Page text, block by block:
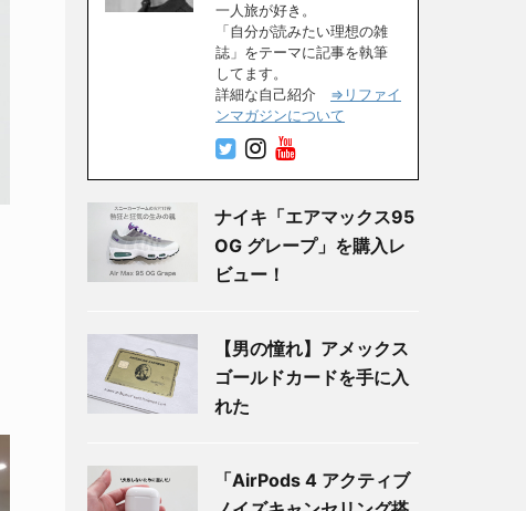
一人旅が好き。
「自分が読みたい理想の雑
誌」をテーマに記事を執筆
してます。
詳細な自己紹介 ⇒リファイ
ンマガジンについて
ナイキ「エアマックス95
OG グレープ」を購入レ
ビュー！
【男の憧れ】アメックス
ゴールドカードを手に入
れた
「AirPods 4 アクティブ